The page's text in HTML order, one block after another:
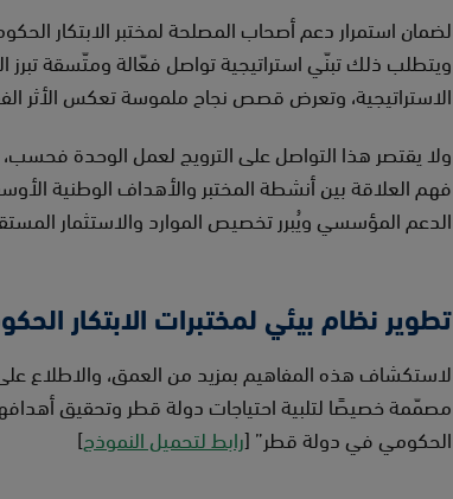
لضمان استمرار دعم أصحاب المصلحة لمختبر الابتكار
الاستراتيجية، وتعرض قصص نجاح ملموسة تعكس الأثر
ولا يقتصر هذا التواصل على الترويج لعمل الوحدة
فهم العلاقة بين أنشطة المختبر والأهداف الوطنية
الدعم المؤسسي ويُبرر تخصيص الموارد والاستثمار
تطوير نظام بيئي لمختبرات الابتكار
لاستكشاف هذه المفاهيم بمزيد من العمق، والاطلاع على
مصمّمة خصيصًا لتلبية احتياجات دولة قطر وتحقيق أهدافها
الحكومي في دولة قطر” [رابط لتحميل النموذج]